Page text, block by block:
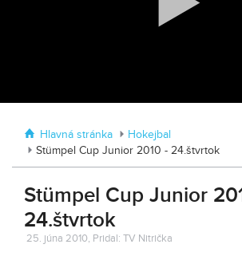
Hlavná stránka
Hokejbal
Stümpel Cup Junior 2010 - 24.štvrtok
Stümpel Cup Junior
24.štvrtok
25. júna 2010, Pridal: TV Nitrička